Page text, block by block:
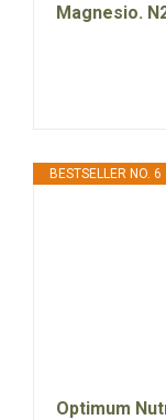
Magnesio.
BESTSELLER NO. 6
Optimum